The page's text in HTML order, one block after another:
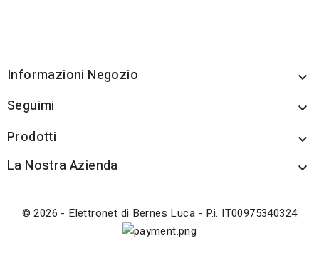
Informazioni Negozio 
Seguimi 
Prodotti 
La Nostra Azienda 
© 2026 - Elettronet di Bernes Luca - P.i. IT00975340324